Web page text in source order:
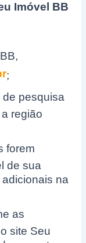
Imóvel BB
;
de pesquisa
região
forem
de sua
na
as
site Seu